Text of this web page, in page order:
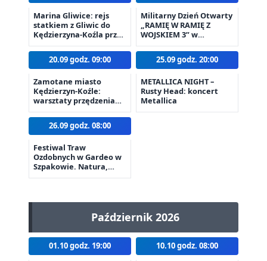
Marina Gliwice: rejs
statkiem z Gliwic do
Kędzierzyna-Koźla przez
cały Kanał Gliwicki
Militarny Dzień Otwarty
„RAMIĘ W RAMIĘ Z
WOJSKIEM 3” w
Kędzierzynie-Koźlu
20.09 godz. 09:00
Zamotane miasto
Kędzierzyn-Koźle:
warsztaty przędzenia
„Od owieczki do
niteczki”
25.09 godz. 20:00
METALLICA NIGHT –
Rusty Head: koncert
Metallica
26.09 godz. 08:00
Festiwal Traw
Ozdobnych w Gardeo w
Szpakowie. Natura,
inspiracje i pomysły do
Październik 2026
01.10 godz. 19:00 10.10 godz. 08:00